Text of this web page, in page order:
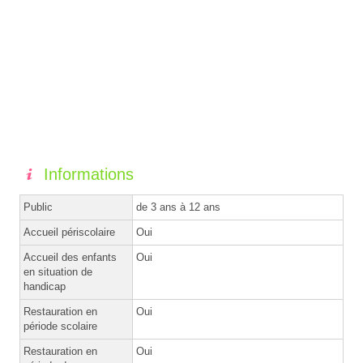
Informations
Public de 3 ans à 12 ans
Accueil périscolaire Oui
Accueil des enfants
en situation de
handicap
Oui
Restauration en
période scolaire
Oui
Restauration en
Oui